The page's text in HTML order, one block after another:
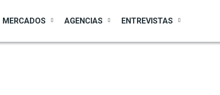
MERCADOS AGENCIAS ENTREVISTAS